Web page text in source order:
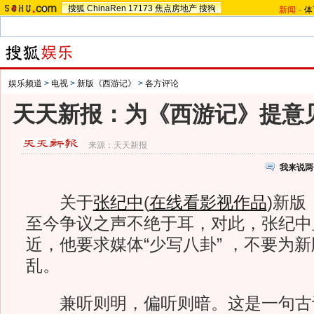
搜狐 ChinaRen 17173 焦点房地产 搜狗 新闻 -
娱乐频道 > 电视 > 新版《西游记》 > 各方评论
天天新报：为《西游记》提意
来源： 天天新报
我来说
关于张纪中(在线看影视作品)新版
至今争议之声不绝于耳，对此，张纪
近，他要求媒体“少写八卦” ，不要为
乱。
兼听则明，偏听则暗。这是一句古